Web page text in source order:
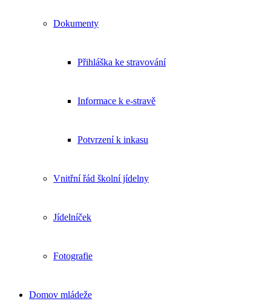
Dokumenty
Přihláška ke stravování
Informace k e-stravě
Potvrzení k inkasu
Vnitřní řád školní jídelny
Jídelníček
Fotografie
Domov mládeže